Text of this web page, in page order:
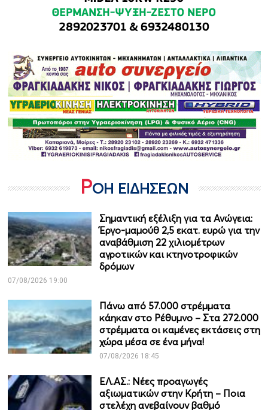
ΡΟΗ ΕΙΔΗΣΕΩΝ
Σημαντική εξέλιξη για τα Ανώγεια:
Έργο-μαμούθ 2,5 εκατ. ευρώ για την
αναβάθμιση 22 χιλιομέτρων
αγροτικών και κτηνοτροφικών
δρόμων
07/08/2026 19:00
Πάνω από 57.000 στρέμματα
κάηκαν στο Ρέθυμνο – Στα 272.000
στρέμματα οι καμένες εκτάσεις στη
χώρα μέσα σε ένα μήνα!
07/08/2026 18:45
ΕΛ.ΑΣ.: Νέες προαγωγές
αξιωματικών στην Κρήτη – Ποια
στελέχη ανεβαίνουν βαθμό